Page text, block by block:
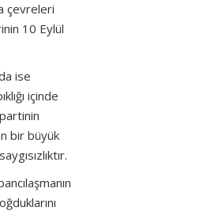
çevreleri
10 Eylül
ise
içinde
bir büyük